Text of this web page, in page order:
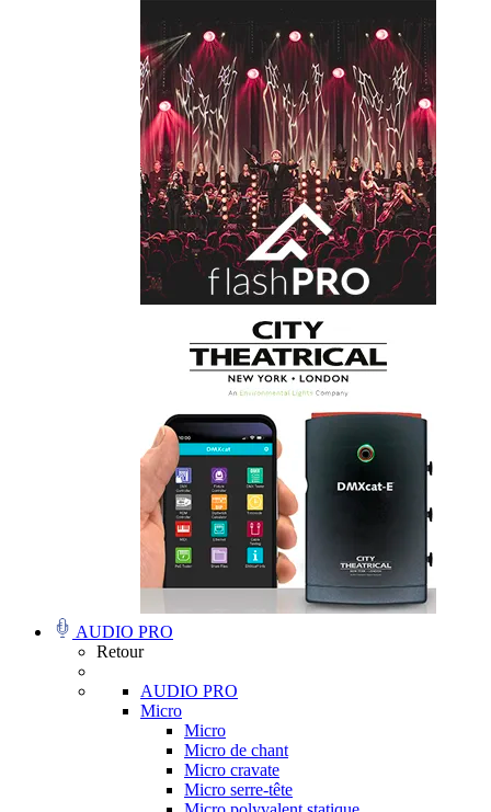
AUDIO PRO
Retour
AUDIO PRO
Micro
Micro
Micro de chant
Micro cravate
Micro serre-tête